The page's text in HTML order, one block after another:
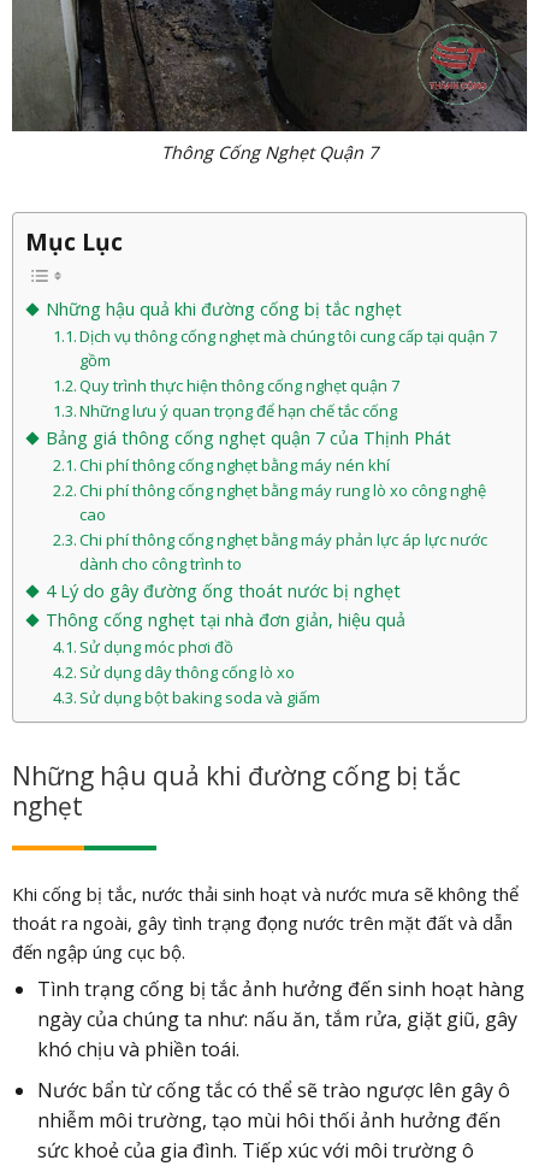
Thông Cống Nghẹt Quận 7
Mục Lục
Những hậu quả khi đường cống bị tắc nghẹt
Dịch vụ thông cống nghẹt mà chúng tôi cung cấp tại quận 7
gồm
Quy trình thực hiện thông cống nghẹt quận 7
Những lưu ý quan trọng để hạn chế tắc cống
Bảng giá thông cống nghẹt quận 7 của Thịnh Phát
Chi phí thông cống nghẹt bằng máy nén khí
Chi phí thông cống nghẹt bằng máy rung lò xo công nghệ
cao
Chi phí thông cống nghẹt bằng máy phản lực áp lực nước
dành cho công trình to
4 Lý do gây đường ống thoát nước bị nghẹt
Thông cống nghẹt tại nhà đơn giản, hiệu quả
Sử dụng móc phơi đồ
Sử dụng dây thông cống lò xo
Sử dụng bột baking soda và giấm
Những hậu quả khi đường cống bị tắc
nghẹt
Khi cống bị tắc, nước thải sinh hoạt và nước mưa sẽ không thể
thoát ra ngoài, gây tình trạng đọng nước trên mặt đất và dẫn
đến ngập úng cục bộ.
Tình trạng cống bị tắc ảnh hưởng đến sinh hoạt hàng
ngày của chúng ta như: nấu ăn, tắm rửa, giặt giũ, gây
khó chịu và phiền toái.
Nước bẩn từ cống tắc có thể sẽ trào ngược lên gây ô
nhiễm môi trường, tạo mùi hôi thối ảnh hưởng đến
sức khoẻ của gia đình. Tiếp xúc với môi trường ô